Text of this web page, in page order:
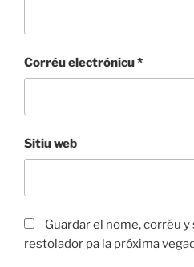
Corréu electrónicu*
Sitiu web
Guardar el nome, corréu
restolador pa la próxima